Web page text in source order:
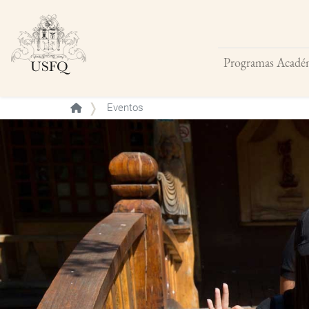
Programas
Buscar
Eventos